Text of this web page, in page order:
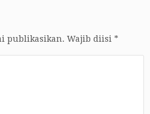
publikasikan. Wajib diisi *